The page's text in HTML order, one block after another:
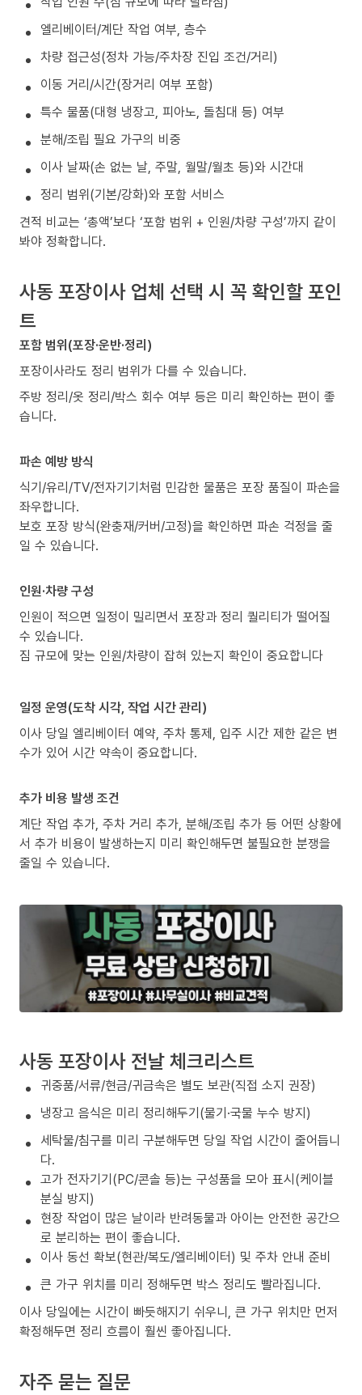
엘리베이터/계단 작업 여부, 층수
차량 접근성(정차 가능/주차장 진입 조건/거리)
이동 거리/시간(장거리 여부 포함)
특수 물품(대형 냉장고, 피아노, 돌침대 등) 여부
분해/조립 필요 가구의 비중
이사 날짜(손 없는 날, 주말, 월말/월초 등)와 시간대
정리 범위(기본/강화)와 포함 서비스
견적 비교는 ‘총액’보다 ‘포함 범위 + 인원/차량 구성’까지 같이
봐야 정확합니다.
사동 포장이사 업체 선택 시 꼭 확인할 포인
트
포함 범위(포장·운반·정리)
포장이사라도 정리 범위가 다를 수 있습니다.
주방 정리/옷 정리/박스 회수 여부 등은 미리 확인하는 편이 좋
습니다.
파손 예방 방식
식기/유리/TV/전자기기처럼 민감한 물품은 포장 품질이 파손을
좌우합니다.
보호 포장 방식(완충재/커버/고정)을 확인하면 파손 걱정을 줄
일 수 있습니다.
인원·차량 구성
인원이 적으면 일정이 밀리면서 포장과 정리 퀄리티가 떨어질
수 있습니다.
짐 규모에 맞는 인원/차량이 잡혀 있는지 확인이 중요합니다
일정 운영(도착 시각, 작업 시간 관리)
이사 당일 엘리베이터 예약, 주차 통제, 입주 시간 제한 같은 변
수가 있어 시간 약속이 중요합니다.
추가 비용 발생 조건
계단 작업 추가, 주차 거리 추가, 분해/조립 추가 등 어떤 상황에
서 추가 비용이 발생하는지 미리 확인해두면 불필요한 분쟁을
줄일 수 있습니다.
사동 포장이사 전날 체크리스트
귀중품/서류/현금/귀금속은 별도 보관(직접 소지 권장)
냉장고 음식은 미리 정리해두기(물기·국물 누수 방지)
세탁물/침구를 미리 구분해두면 당일 작업 시간이 줄어듭니
다.
고가 전자기기(PC/콘솔 등)는 구성품을 모아 표시(케이블
분실 방지)
현장 작업이 많은 날이라 반려동물과 아이는 안전한 공간으
로 분리하는 편이 좋습니다.
이사 동선 확보(현관/복도/엘리베이터) 및 주차 안내 준비
큰 가구 위치를 미리 정해두면 박스 정리도 빨라집니다.
이사 당일에는 시간이 빠듯해지기 쉬우니, 큰 가구 위치만 먼저
확정해두면 정리 흐름이 훨씬 좋아집니다.
자주 묻는 질문